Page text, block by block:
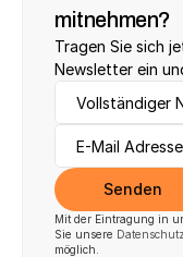
mitnehmen?
Tragen Sie sich
Newsletter ein
Senden
Mit der Eintragung in
Sie unsere
möglich.